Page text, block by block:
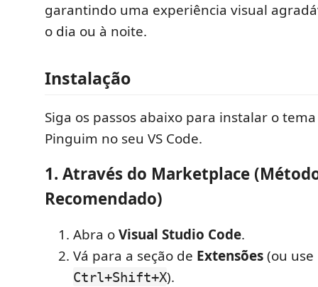
garantindo uma experiência visual
o dia ou à noite.
Instalação
Siga os passos abaixo para instalar o
Pinguim no seu VS Code.
1. Através do Marketplace
Recomendado)
Abra oVisual Studio Code.
Vá para a seção de Extensões(ou
Ctrl+Shift+X).